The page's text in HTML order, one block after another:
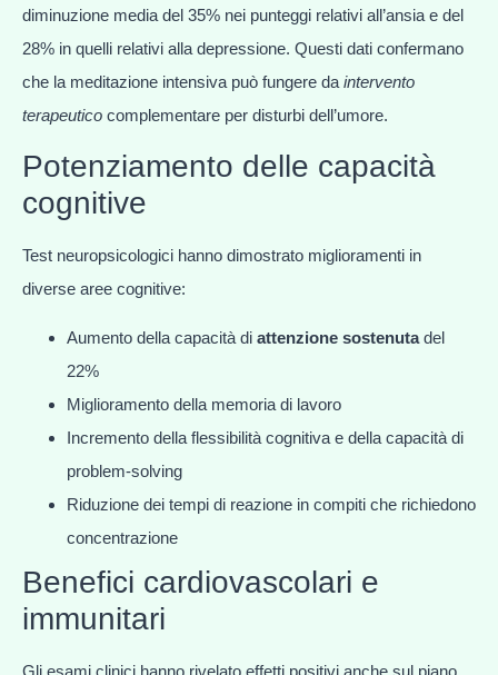
diminuzione media del 35% nei punteggi relativi all’ansia e del
28% in quelli relativi alla depressione. Questi dati confermano
che la meditazione intensiva può fungere da intervento
terapeutico complementare per disturbi dell’umore.
Potenziamento delle capacità
cognitive
Test neuropsicologici hanno dimostrato miglioramenti in
diverse aree cognitive:
Aumento della capacità di attenzione sostenutadel
22%
Miglioramento della memoria di lavoro
Incremento della flessibilità cognitiva e della capacità di
problem-solving
Riduzione dei tempi di reazione in compiti che richiedono
concentrazione
Benefici cardiovascolari e
immunitari